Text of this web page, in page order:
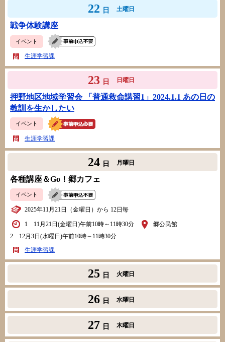
22 日 土曜日
戦争体験講座
イベント
生涯学習課
23 日 日曜日
押野地区地域学習会 「普通救命講習1」2024.1.1 あの日の
教訓を生かしたい
イベント
生涯学習課
24 日 月曜日
各種講座＆Go！郷カフェ
イベント
2025年11月21日（金曜日）から 12日毎
1 11月21日(金曜日)午前10時～11時30分
2 12月3日(水曜日)午前10時～11時30分
郷公民館
生涯学習課
25 日 火曜日
26 日 水曜日
27 日 木曜日